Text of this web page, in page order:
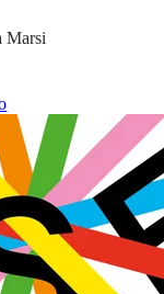
Marsi